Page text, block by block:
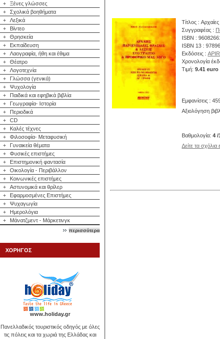
+
Ξένες γλώσσες
+
Σχολικά βοηθήματα
+
Λεξικά
+
Βίντεο
+
Θρησκεία
+
Εκπαίδευση
+
Λαογραφία, ήθη και έθιμα
+
Θέατρο
+
Λογοτεχνία
+
Γλώσσα (γενικά)
+
Ψυχολογία
+
Παιδικά και εφηβικά βιβλία
+
Γεωγραφία- Ιστορία
+
Περιοδικά
+
CD
+
Καλές τέχνες
+
Φιλοσοφία- Μεταφυσική
+
Γυναικεία θέματα
+
Φυσικές επιστήμες
+
Επιστημονική φαντασία
+
Οικολογία - Περιβάλλον
+
Κοινωνικές επιστήμες
+
Αστυνομικά και θρίλερ
+
Εφαρμοσμένες Επιστήμες
+
Ψυχαγωγία
+
Ημερολόγια
+
Μάνατζμεντ - Μάρκετινγκ
περισσότερα
ΧΟΡΗΓΟΣ
www.holiday.gr
Πανελλαδικός τουριστικός οδηγός με όλες
τις πόλεις και τα χωριά της Ελλάδας και
Τίτλος :
Συγγραφέας :
ISBN :
ISBN 13 :
Εκδόσεις :
Χρονολογία
Τιμή: 9.41 euro
Εμφανίσεις :
Αξιολόγηση
Βαθμολογία: 4 /
Δείτε τα σχόλια